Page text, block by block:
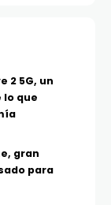
2 5G, un
que
gran
para